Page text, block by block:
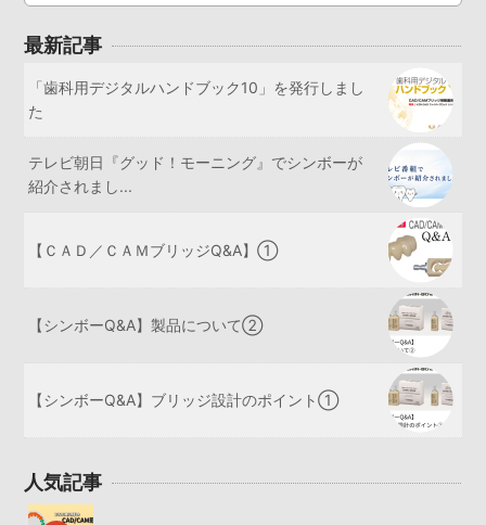
最新記事
「歯科用デジタルハンドブック10」を発行しまし
た
テレビ朝日『グッド！モーニング』でシンボーが
紹介されまし...
【ＣＡＤ／ＣＡＭブリッジQ&A】①
【シンボーQ&A】製品について②
【シンボーQ&A】ブリッジ設計のポイント①
人気記事